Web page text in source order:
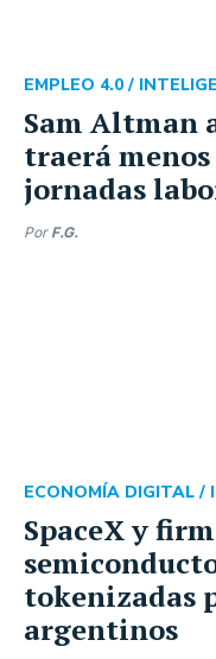
Sam Altman
traerá
jornadas
EMPLEO 4.0 /
Por F.G.
SpaceX y
tokenizadas
argentinos
ECONOMÍA DIGITAL /